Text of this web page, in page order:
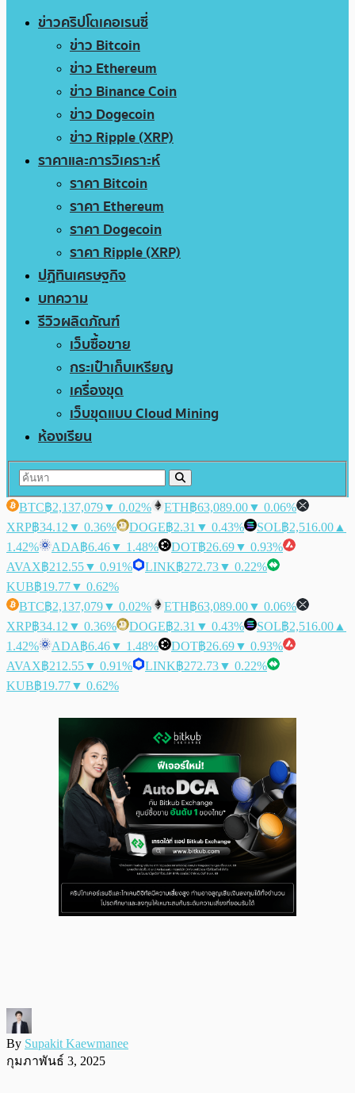
ข่าวคริปโตเคอเรนซี่
ข่าว Bitcoin
ข่าว Ethereum
ข่าว Binance Coin
ข่าว Dogecoin
ข่าว Ripple (XRP)
ราคาและการวิเคราะห์
ราคา Bitcoin
ราคา Ethereum
ราคา Dogecoin
ราคา Ripple (XRP)
ปฏิทินเศรษฐกิจ
บทความ
รีวิวผลิตภัณฑ์
เว็บซื้อขาย
กระเป๋าเก็บเหรียญ
เครื่องขุด
เว็บขุดแบบ Cloud Mining
ห้องเรียน
BTC฿2,137,079▼ 0.02% ETH฿63,089.00▼ 0.06%
XRP฿34.12 ▼ 0.36% DOGE฿2.31 ▼ 0.43% SOL฿2,516.00 ▲
1.42%
ADA฿6.46▼ 1.48% DOT฿26.69▼ 0.93%
AVAX฿212.55▼ 0.91% LINK฿272.73▼ 0.22%
KUB฿19.77▼ 0.62%
BTC฿2,137,079▼ 0.02% ETH฿63,089.00▼ 0.06%
XRP฿34.12 ▼ 0.36% DOGE฿2.31 ▼ 0.43% SOL฿2,516.00 ▲
1.42%
ADA฿6.46▼ 1.48% DOT฿26.69▼ 0.93%
AVAX฿212.55▼ 0.91% LINK฿272.73▼ 0.22%
KUB฿19.77▼ 0.62%
By Supakit Kaewmanee
กุมภาพันธ์ 3, 2025